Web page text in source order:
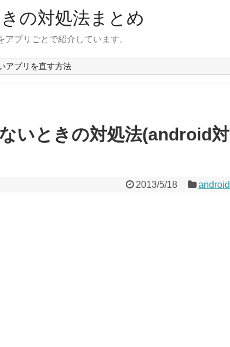
の対処法まとめ
プリごとで紹介しています。
アプリを直す方法
いときの対処法(android対
2013/5/18 android